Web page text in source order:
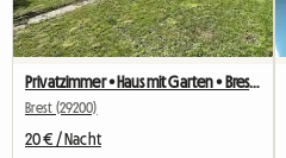
Privatzimmer • Haus mit Garten • Brest Quartier Europe
Brest (29200)
20 € / Nacht